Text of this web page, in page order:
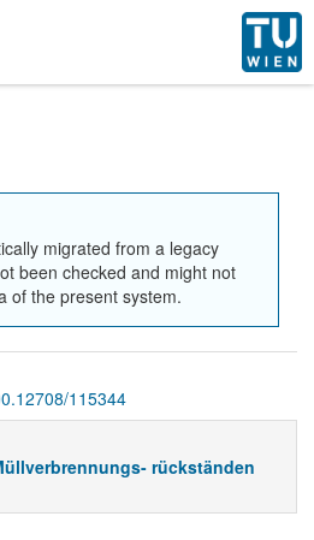
migrated from a legacy
been checked and might not
of the present system.
115344
rückständen